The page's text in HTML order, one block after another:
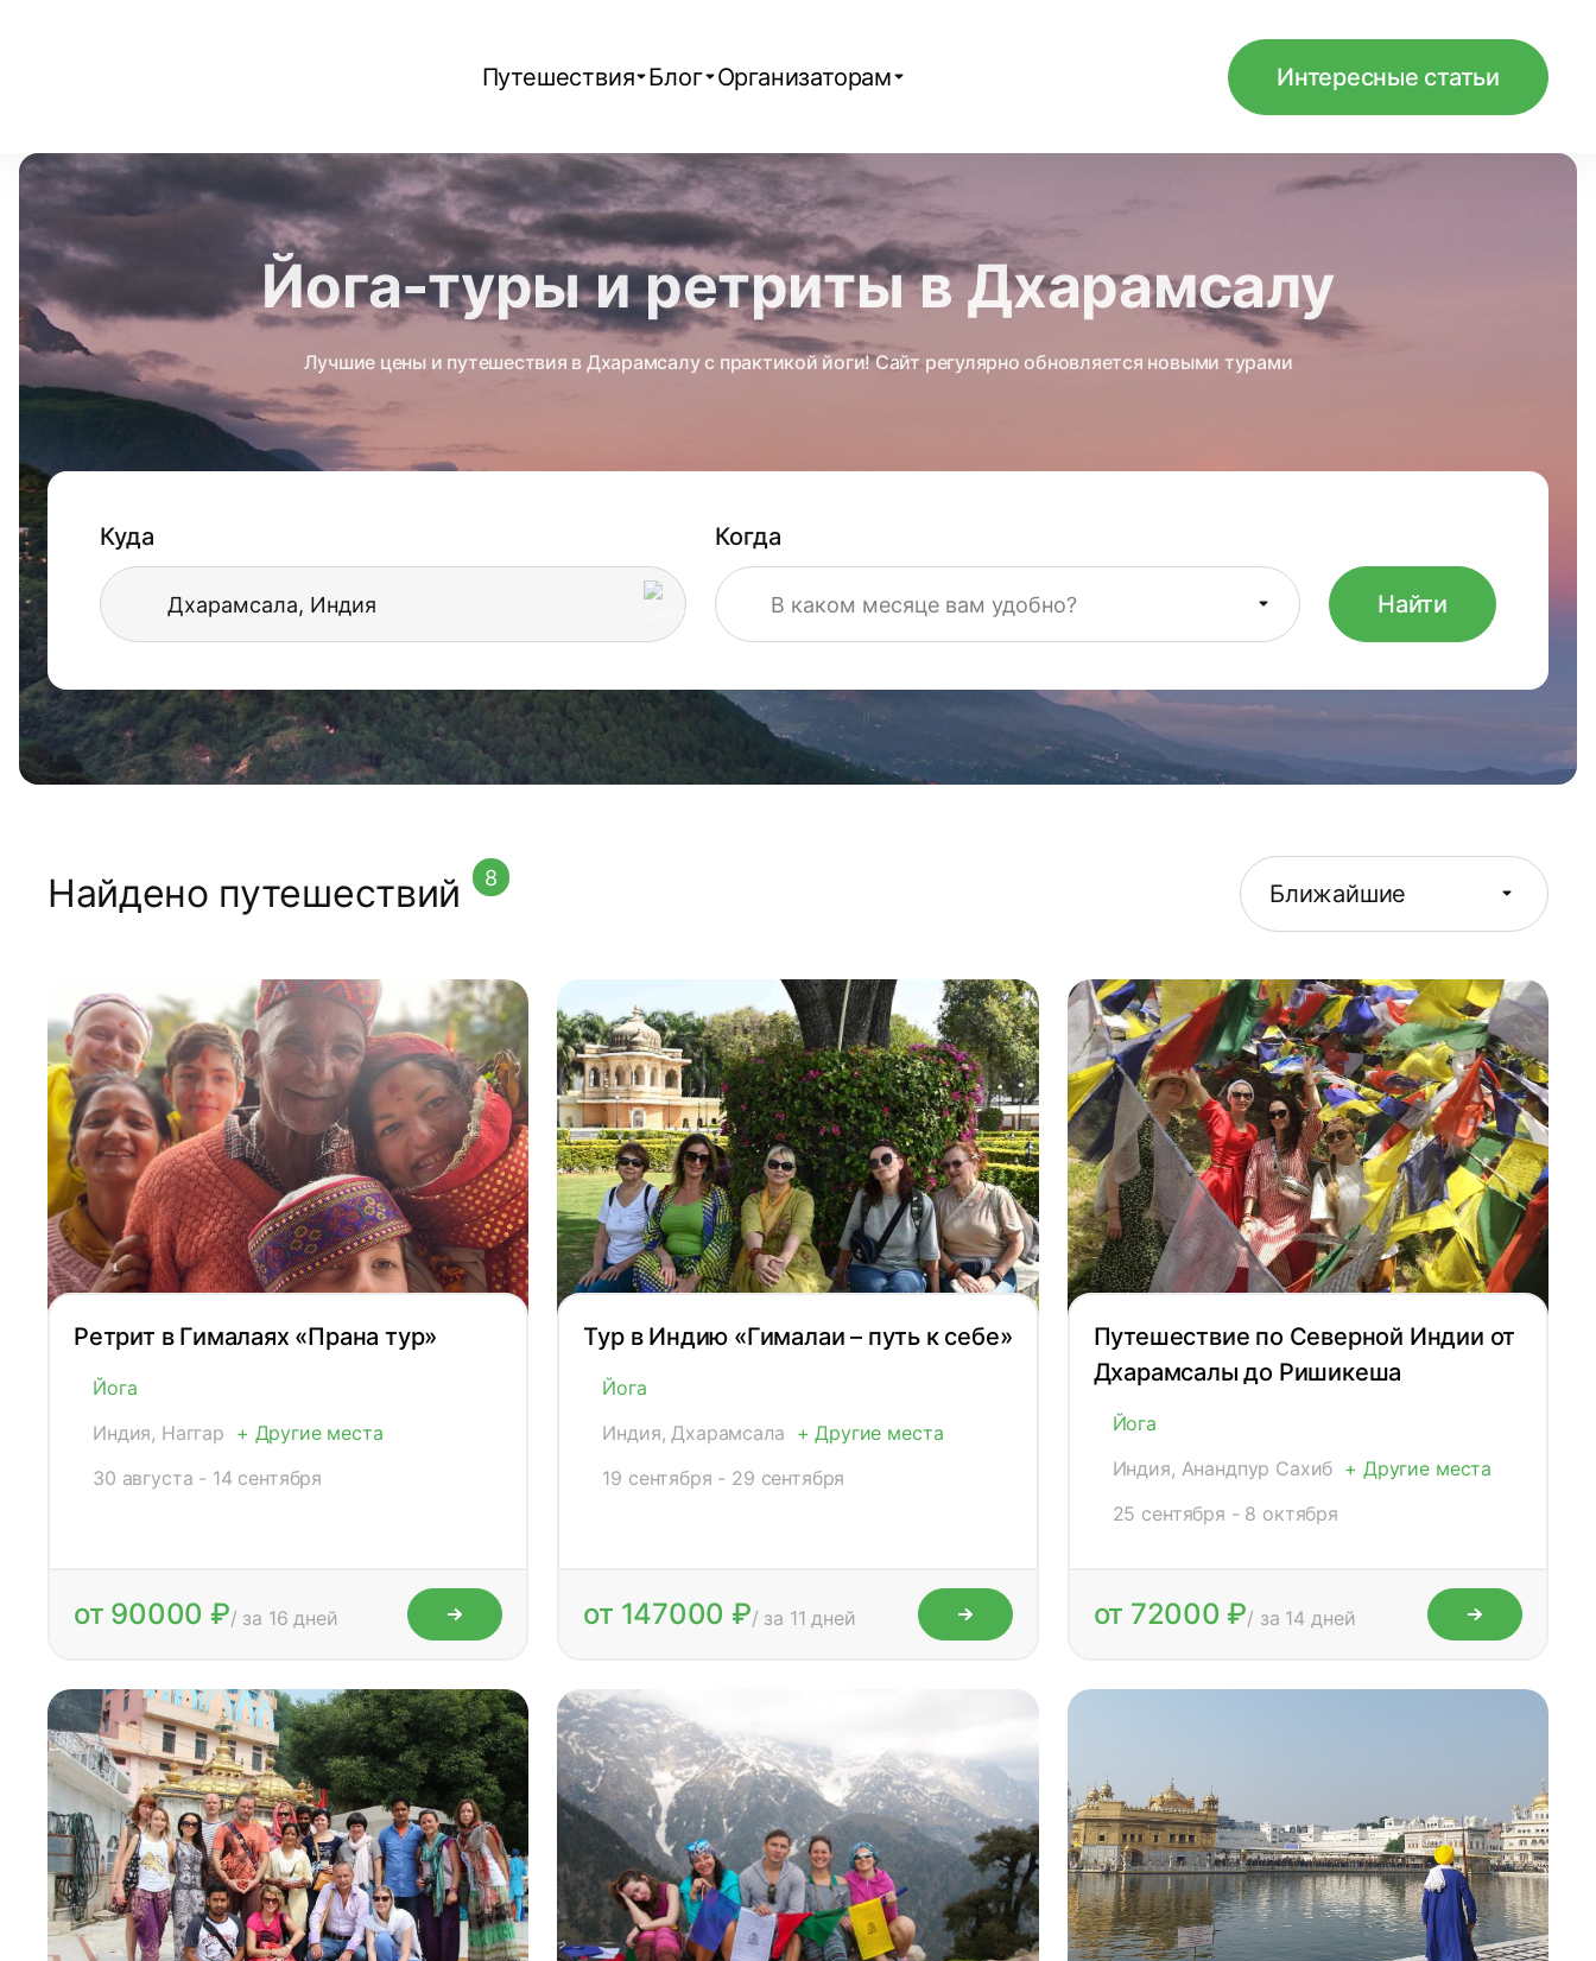
Путешествия Блог Организаторам Интересные статьи
Йога-туры и ретриты в Дхарамсалу
Лучшие цены и путешествия в Дхарамсалу с практикой йоги! Сайт регулярно обновляется новыми турами
Куда Когда
В каком месяце вам удобно? Найти
Найдено путешествий 8
Ближайшие
Ретрит в Гималаях «Прана тур»
Йога
Индия, Наггар + Другие места
30 августа - 14 сентября
от 90000 ₽/ за 16 дней
Тур в Индию «Гималаи – путь к себе»
Йога
Индия, Дхарамсала + Другие места
19 сентября - 29 сентября
от 147000 ₽/ за 11 дней
Путешествие по Северной Индии от
Дхарамсалы до Ришикеша
Йога
Индия, Анандпур Сахиб + Другие места
25 сентября - 8 октября
от 72000 ₽/ за 14 дней